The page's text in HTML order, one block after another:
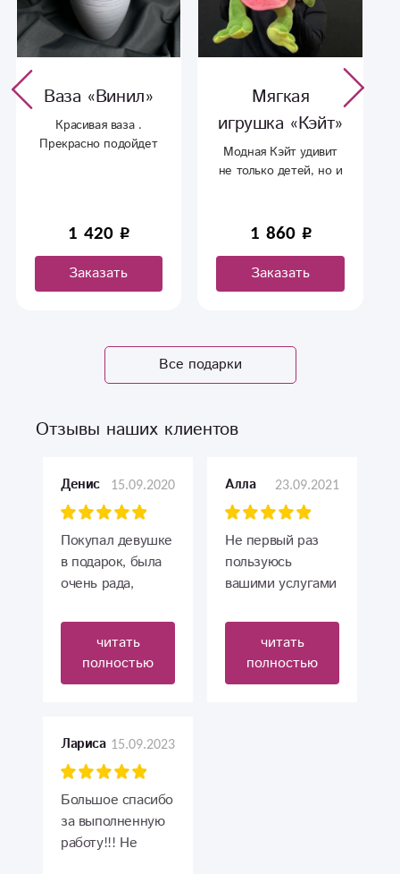
Ваза «Винил»
Красивая ваза .
Прекрасно подойдет
1 420
Заказать
Мягкая
игрушка «Кэйт»
Модная Кэйт удивит
не только детей, но и
подходящий подарок
1 860
Заказать
Все подарки
Отзывы наших клиентов
Денис 15.09.2020
Покупал девушке
в подарок, была
очень рада,
от души)
читать
полностью
Алла 23.09.2021
Не первый раз
пользуюсь
вашими услугами
высоте. Букеты
из свежих и
красивых цветов,
доставка как
читать
полностью
Лариса 15.09.2023
Большое спасибо
за выполненную
работу!!! Не